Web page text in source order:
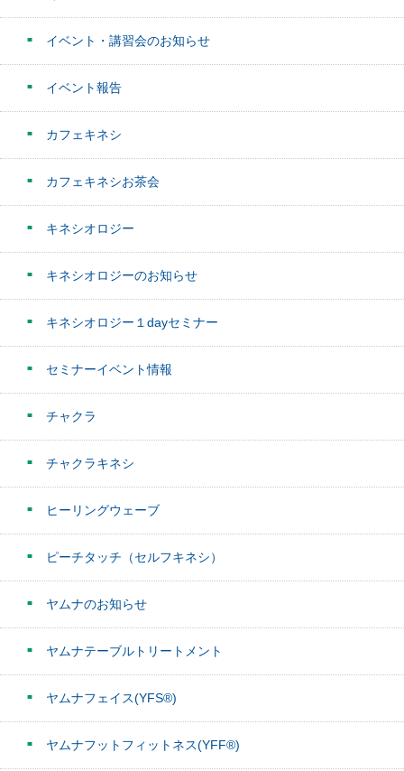
イベント・講習会のお知らせ
イベント報告
カフェキネシ
カフェキネシお茶会
キネシオロジー
キネシオロジーのお知らせ
キネシオロジー１dayセミナー
セミナーイベント情報
チャクラ
チャクラキネシ
ヒーリングウェーブ
ピーチタッチ（セルフキネシ）
ヤムナのお知らせ
ヤムナテーブルトリートメント
ヤムナフェイス(YFS®)
ヤムナフットフィットネス(YFF®)